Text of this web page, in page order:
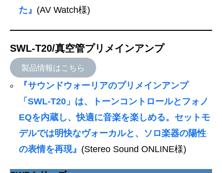
た』 (AV Watch様)
SWL-T20/真空管プリメインアンプ
製品情報はこちら
『サウンドウォーリアのプリメインアンプ
「SWL-T20」は、トーンコントロールとフォノ
EQを内蔵し、快適に音楽を楽しめる。セットモ
デルでは明快なヴォーカルと、ソロ楽器の陽性
の表情を再現』 (Stereo Sound ONLINE様)